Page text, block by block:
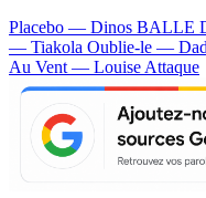
Placebo — Dinos BALLE
— Tiakola Oublie-le —
Au Vent — Louise Attaque